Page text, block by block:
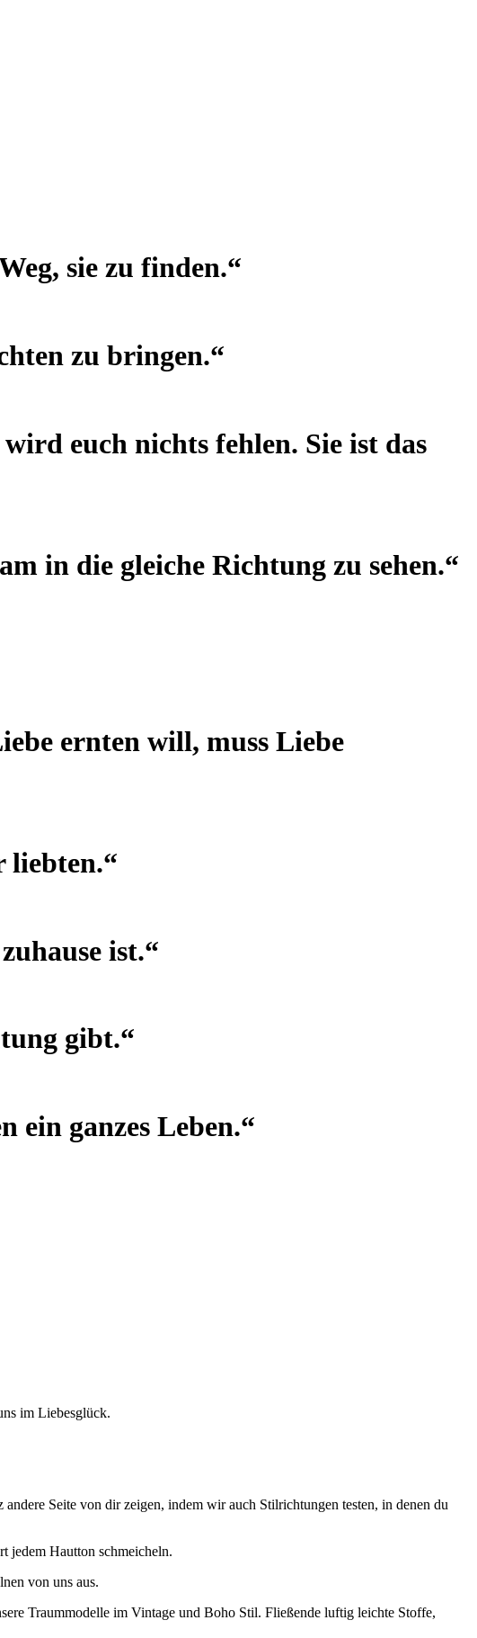
sie zu finden.“
zu bringen.“
euch nichts fehlen. Sie ist das
in die gleiche Richtung zu sehen.“
ernten will, muss Liebe
liebten.“
ist.“
gibt.“
ein ganzes Leben.“
im Liebesglück.
Seite von dir zeigen, indem wir auch Stilrichtungen testen, in denen du
jedem Hautton schmeicheln.
von uns aus.
Traummodelle im Vintage und Boho Stil. Fließende luftig leichte Stoffe,